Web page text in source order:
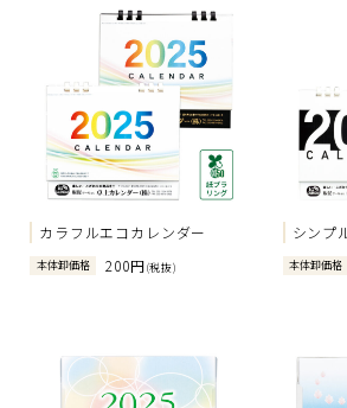
カラフルエコカレンダー
本体卸価格 200円(税抜)
シンプ
本体卸価格